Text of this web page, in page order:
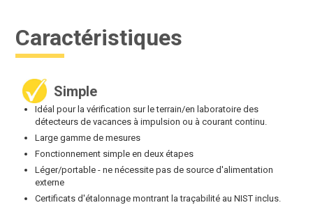
Caractéristiques
Simple
Idéal pour la vérification sur le terrain/en laboratoire des
détecteurs de vacances à impulsion ou à courant continu.
Large gamme de mesures
Fonctionnement simple en deux étapes
Léger/portable - ne nécessite pas de source d'alimentation
externe
Certificats d'étalonnage montrant la traçabilité au NIST inclus.